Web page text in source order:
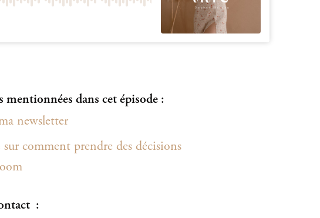
mentionnées dans cet épisode :
newsletter
comment prendre des décisions
: